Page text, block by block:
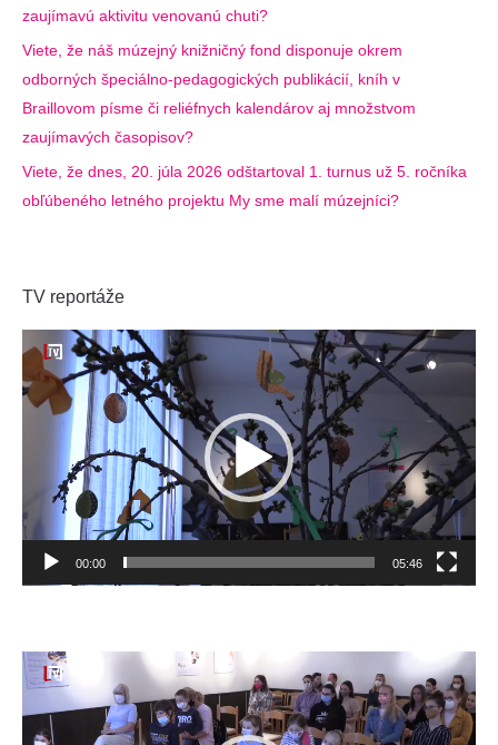
zaujímavú aktivitu venovanú chuti?
Viete, že náš múzejný knižničný fond disponuje okrem
odborných špeciálno-pedagogických publikácií, kníh v
Braillovom písme či reliéfnych kalendárov aj množstvom
zaujímavých časopisov?
Viete, že dnes, 20. júla 2026 odštartoval 1. turnus už 5. ročníka
obľúbeného letného projektu My sme malí múzejníci?
TV reportáže
Video
prehrávač
00:00 05:46
Video
prehrávač